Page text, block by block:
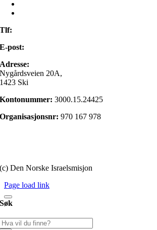
Tlf:
E-post:
Adresse:
Nygårdsveien 20A,
1423 Ski
Kontonummer:3000.15.24425
Organisasjonsnr:970 167 978
(c) Den Norske Israelsmisjon
Page load link
Søk